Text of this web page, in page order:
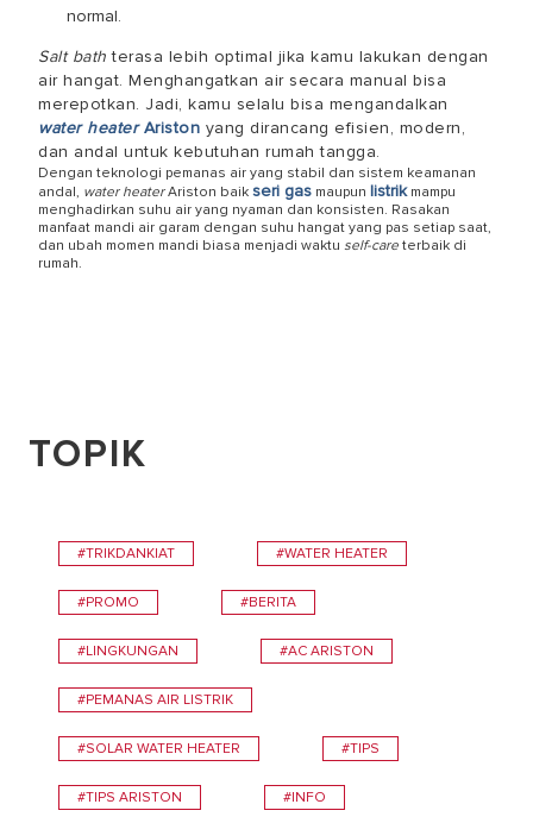
normal.
Salt bath terasa lebih optimal jika kamu lakukan dengan
air hangat. Menghangatkan air secara manual bisa
merepotkan. Jadi, kamu selalu bisa mengandalkan
water heaterAriston yang dirancang efisien, modern,
dan andal untuk kebutuhan rumah tangga.
Dengan teknologi pemanas air yang stabil dan sistem keamanan
andal, water heaterAriston baik seri gas maupun listrikmampu
menghadirkan suhu air yang nyaman dan konsisten. Rasakan
manfaat mandi air garam dengan suhu hangat yang pas setiap saat,
dan ubah momen mandi biasa menjadi waktu self-care terbaik di
rumah.
TOPIK
#TRIKDANKIAT #WATER HEATER
#PROMO #BERITA
#LINGKUNGAN #AC ARISTON
#PEMANAS AIR LISTRIK
#SOLAR WATER HEATER #TIPS
#TIPS ARISTON #INFO